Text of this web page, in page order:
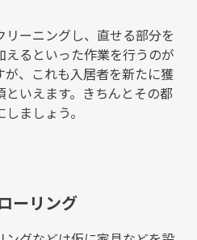
ーニングし、直せる部分を
るといった作業を行うのが
、これも入居者を新たに獲
いえます。きちんとその都
ましょう。
ーリング